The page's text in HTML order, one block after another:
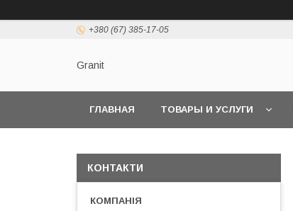
+380 (67) 385-17-05
Granit
ГЛАВНАЯ ТОВАРЫ И УСЛУГИ
КОНТАКТИ